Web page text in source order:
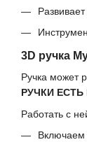
3D ручка
Ручка может
РУЧКИ
Работать с
Включаем